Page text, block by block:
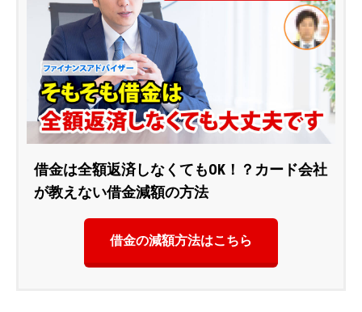
借金は全額返済しなくてもOK！？カード会社
が教えない借金減額の方法
借金の減額方法はこちら